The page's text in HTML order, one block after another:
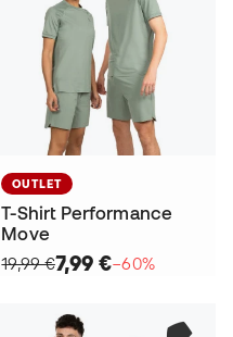
OUTLET
T-Shirt Performance
Move
19,99 €7,99 €−60%